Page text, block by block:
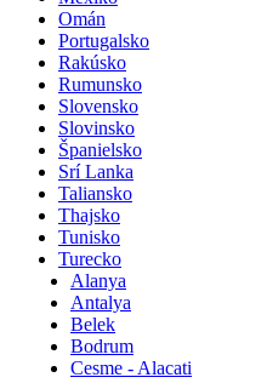
Omán
Portugalsko
Rakúsko
Rumunsko
Slovensko
Slovinsko
Španielsko
Srí Lanka
Taliansko
Thajsko
Tunisko
Turecko
Alanya
Antalya
Belek
Bodrum
Cesme - Alacati